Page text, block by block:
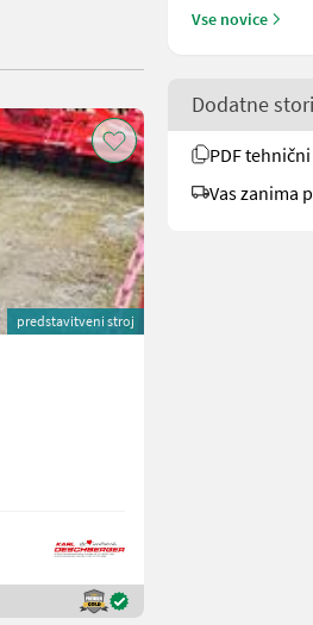
Vse novice
Dodatne
PDF
Vas zanima
predstavitveni stroj